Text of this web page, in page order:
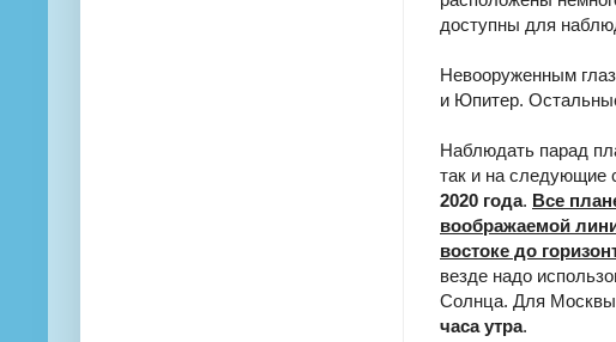
доступны для
Невооруженным
и Юпитер.
Наблюдать парад
так и на следующие
2020 года. Все
воображаемой
востоке до
везде надо
Солнца. Для Москвы
часа утра.